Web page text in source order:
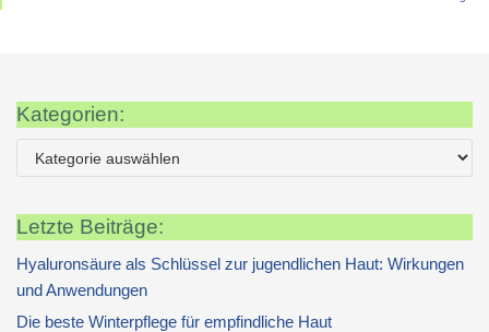
Kategorien:
Letzte Beiträge:
Hyaluronsäure als Schlüssel zur jugendlichen Haut: Wirkungen
und Anwendungen
Die beste Winterpflege für empfindliche Haut